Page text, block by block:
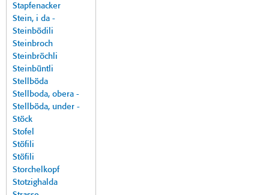
Stapfenacker
Stein, i da -
Steinbödili
Steinbroch
Steinbröchli
Steinbüntli
Stellböda
Stellboda, obera -
Stellböda, under -
Stöck
Stofel
Stöfili
Stöfili
Storchelkopf
Stotzighalda